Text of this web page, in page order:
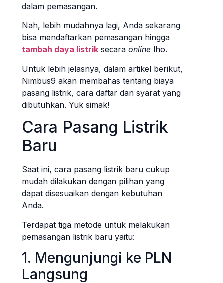
dalam pemasangan.
Nah, lebih mudahnya lagi, Anda sekarang
bisa mendaftarkan pemasangan hingga
tambah daya listrik secara online lho.
Untuk lebih jelasnya, dalam artikel berikut,
Nimbus9 akan membahas tentang biaya
pasang listrik, cara daftar dan syarat yang
dibutuhkan. Yuk simak!
Cara Pasang Listrik
Baru
Saat ini, cara pasang listrik baru cukup
mudah dilakukan dengan pilihan yang
dapat disesuaikan dengan kebutuhan
Anda.
Terdapat tiga metode untuk melakukan
pemasangan listrik baru yaitu:
1. Mengunjungi ke PLN
Langsung